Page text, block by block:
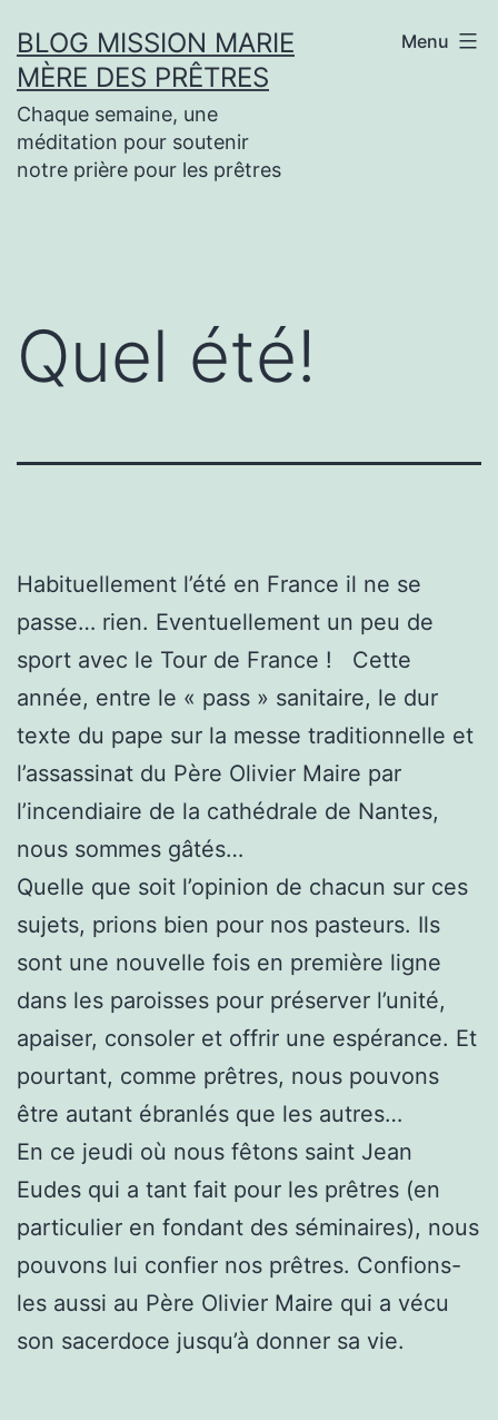
au
contenu
BLOG MISSION MARIE
MÈRE DES PRÊTRES
Chaque semaine, une
méditation pour soutenir
notre prière pour les prêtres
Menu
Quel été!
Habituellement l’été en France il ne se
passe… rien. Eventuellement un peu de
sport avec le Tour de France ! Cette
année, entre le « pass » sanitaire, le dur
texte du pape sur la messe traditionnelle et
l’assassinat du Père Olivier Maire par
l’incendiaire de la cathédrale de Nantes,
nous sommes gâtés…
Quelle que soit l’opinion de chacun sur ces
sujets, prions bien pour nos pasteurs. Ils
sont une nouvelle fois en première ligne
dans les paroisses pour préserver l’unité,
apaiser, consoler et offrir une espérance. Et
pourtant, comme prêtres, nous pouvons
être autant ébranlés que les autres…
En ce jeudi où nous fêtons saint Jean
Eudes qui a tant fait pour les prêtres (en
particulier en fondant des séminaires), nous
pouvons lui confier nos prêtres. Confions-
les aussi au Père Olivier Maire qui a vécu
son sacerdoce jusqu’à donner sa vie.